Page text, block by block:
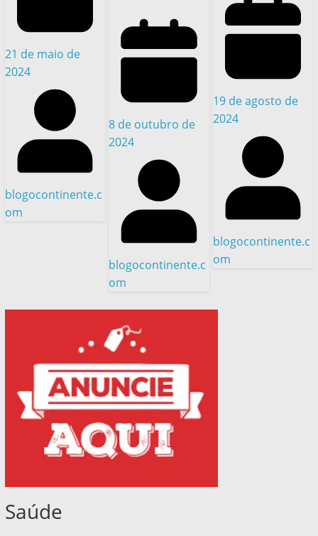
21 de maio de
2024
blogocontinente.c
om
8 de outubro de
2024
blogocontinente.c
om
19 de agosto de
2024
blogocontinente.c
om
Saúde